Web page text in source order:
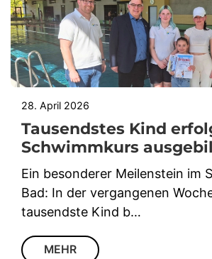
28. April 2026
Tausendstes Kind
Schwimmkurs
Ein besonderer Meilenstein im
Bad: In der vergangenen
tausendste Kind b…
MEHR